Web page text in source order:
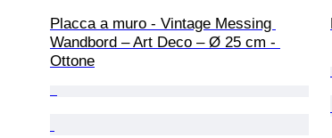
Placca a muro - Vintage Messing
Wandbord – Art Deco – Ø 25 cm -
Ottone